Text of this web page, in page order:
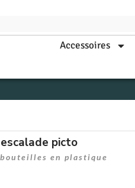
Accessoires
picto
en plastique